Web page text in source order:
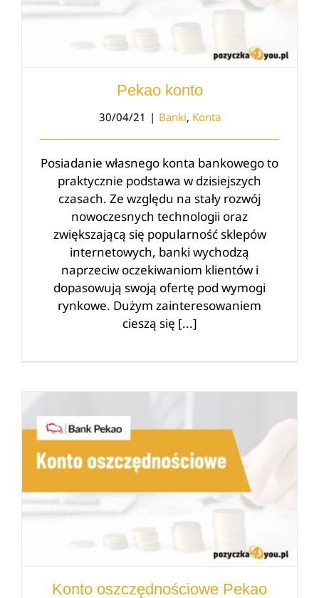
Pekao konto
30/04/21 | Banki, Konta
Posiadanie własnego konta bankowego to
praktycznie podstawa w dzisiejszych
czasach. Ze względu na stały rozwój
nowoczesnych technologii oraz
zwiększającą się popularność sklepów
internetowych, banki wychodzą
naprzeciw oczekiwaniom klientów i
dopasowują swoją ofertę pod wymogi
rynkowe. Dużym zainteresowaniem
cieszą się [...]
Konto oszczędnościowe Pekao